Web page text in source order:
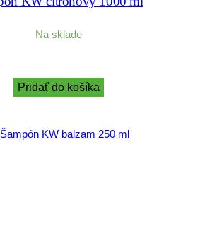
Na sklade
Pridať do košíka